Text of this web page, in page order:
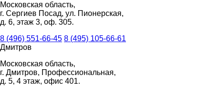
Московская область,
г. Сергиев Посад, ул. Пионерская,
д. 6, этаж 3, оф. 305.
8 (496) 551-66-45 8 (495) 105-66-61
Дмитров
Московская область,
г. Дмитров, Профессиональная,
д. 5, 4 этаж, офис 401.